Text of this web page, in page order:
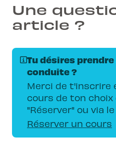
Une
article ?
Tu désires
conduite ?
Merci de t'inscrire
cours de ton choix
"Réserver" ou via
Réserver un cours